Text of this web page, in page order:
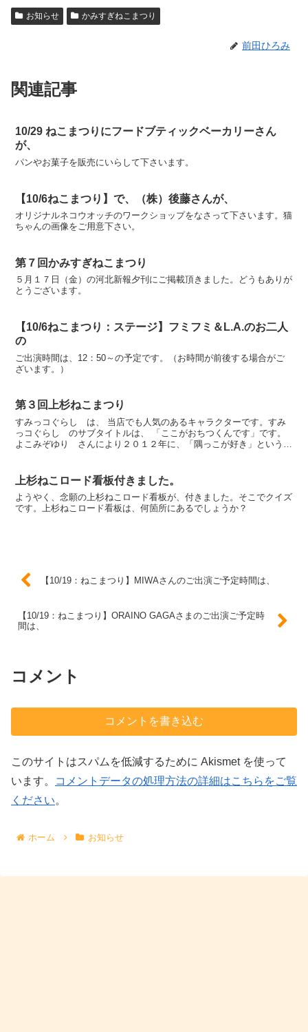
お知らせ かみすぎねこまつり
前田ひろみ
関連記事
10/29 ねこまつりにフードブティックベーカリーさん
が、
パンやお菓子を販売にいらして下さいます。
【10/6ねこまつり】で、（株）後藤さんが、
オリジナルネコウオッチのワークショップをなさって下さいます。猫
ちゃんの画像をご用意下さい。
第７回かみすぎねこまつり
５月１７日（金）の河北新報夕刊にご掲載頂きました。どうもありが
とうございます。
【10/6ねこまつり：ステージ】フミフミ＆L.A.のお二人
の
ご出演時間は、12：50～の予定です。（お時間が前後する場合がご
ざいます。）
第３回上杉ねこまつり
すみっコぐらし は、 当店でも人気のあるキャラクターです。すみ
っコぐらし のサブタイトルは、 「ここがおちつくんです」です。
よこみぞゆり さんにより２０１２年に、「隅っこが好き」という気
上杉ねこロード看板付きました。
ようやく、念願の上杉ねこロード看板が、付きました。そこでクイズ
です。上杉ねこロード看板は、何箇所にあるでしょうか？
【10/19：ねこまつり】MIWAさんのご出演ご予定時間は、
【10/19：ねこまつり】ORAINO GAGAさまのご出演ご予定時
間は、
コメント
コメントを書き込む
このサイトはスパムを低減するために Akismet を使って
います。
コメントデータの処理方法の詳細はこちらをご覧
ください。
ホーム お知らせ